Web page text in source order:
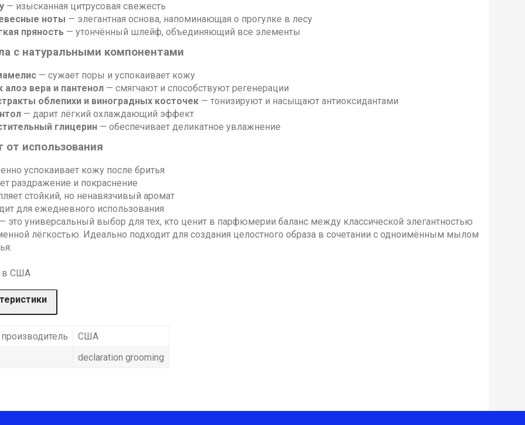
— изысканная цитрусовая свежесть
ноты — элегантная основа, напоминающая о прогулке в лесу
пряность — утончённый шлейф, объединяющий все элементы
с натуральными компонентами
— сужает поры и успокаивает кожу
алоэ вера и пантенол — смягчают и способствуют регенерации
облепихи и виноградных косточек — тонизируют и насыщают антиоксидантами
— дарит лёгкий охлаждающий эффект
глицерин — обеспечивает деликатное увлажнение
от использования
успокаивает кожу после бритья
раздражение и покраснение
стойкий, но ненавязчивый аромат
для ежедневного использования
это универсальный выбор для тех, кто ценит в парфюмерии баланс между классической элегантностью
лёгкостью. Идеально подходит для создания целостного образа в сочетании с одноимённым мылом
в США
США
declaration grooming